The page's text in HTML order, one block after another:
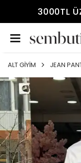
3000TL
ALT GİYİM JEAN